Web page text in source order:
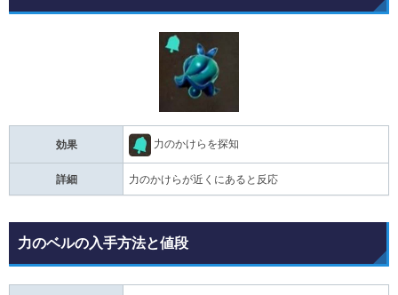
効果 力のかけらを探知
詳細 力のかけらが近くにあると反応
力のベルの入手方法と値段